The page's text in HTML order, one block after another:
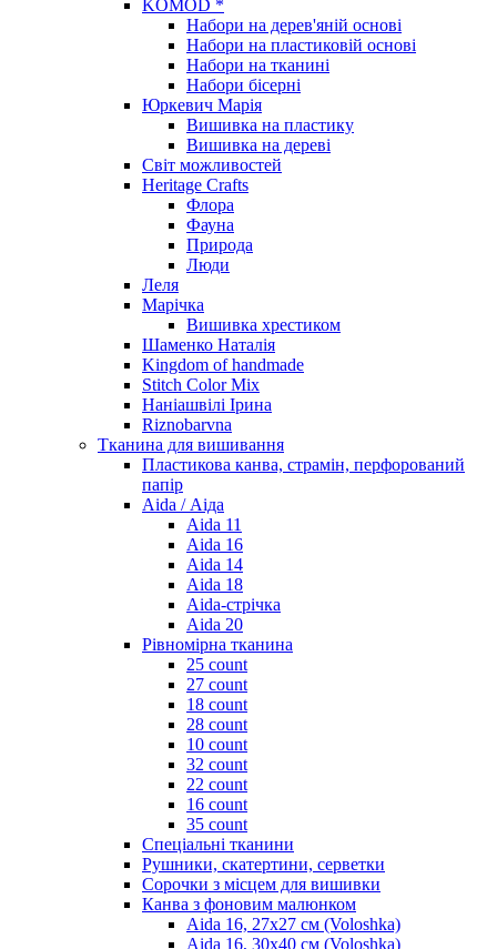
KOMOD *
Набори на дерев'яній основі
Набори на пластиковій основі
Набори на тканині
Набори бісерні
Юркевич Марія
Вишивка на пластику
Вишивка на дереві
Світ можливостей
Heritage Crafts
Флора
Фауна
Природа
Люди
Леля
Марічка
Вишивка хрестиком
Шаменко Наталія
Kingdom of handmade
Stitch Color Mix
Наніашвілі Ірина
Riznobarvna
Тканина для вишивання
Пластикова канва, страмін, перфорований
папір
Aida / Аіда
Aida 11
Aida 16
Aida 14
Aida 18
Aida-стрічка
Aida 20
Рівномірна тканина
25 count
27 count
18 count
28 count
10 count
32 count
22 count
16 count
35 count
Спеціальні тканини
Рушники, скатертини, серветки
Сорочки з місцем для вишивки
Канва з фоновим малюнком
Aida 16, 27х27 см (Voloshka)
Aida 16, 30х40 см (Voloshka)